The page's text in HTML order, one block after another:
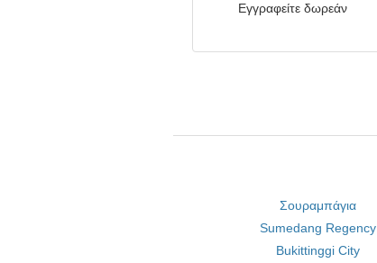
Εγγραφείτε δωρεάν
Σουραμπάγια
Sumedang Regency
Bukittinggi City